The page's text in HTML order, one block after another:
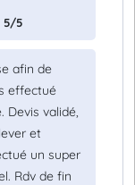
5/5
afin de
effectué
Devis validé,
et
un super
Rdv de fin